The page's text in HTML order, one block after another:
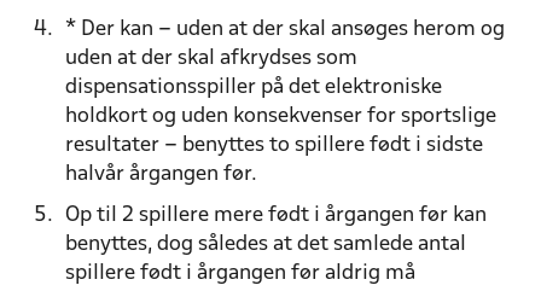
* Der kan – uden at der skal ansøges herom og
uden at der skal afkrydses som
dispensationsspiller på det elektroniske
holdkort og uden konsekvenser for sportslige
resultater – benyttes to spillere født i sidste
halvår årgangen før.
Op til 2 spillere mere født i årgangen før kan
benyttes, dog således at det samlede antal
spillere født i årgangen før aldrig må